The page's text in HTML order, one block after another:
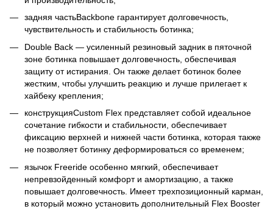
задняя частьBackbone гарантирует долговечность,
чувствительность и стабильность ботинка;
Double Back — усиленный резиновый задник в пяточной
зоне ботинка повышает долговечность, обеспечивая
защиту от истирания. Он также делает ботинок более
жестким, чтобы улучшить реакцию и лучше прилегает к
хайбеку крепления;
конструкцияCustom Flex представляет собой идеальное
сочетание гибкости и стабильности, обеспечивает
фиксацию верхней и нижней части ботинка, которая также
не позволяет ботинку деформироваться со временем;
язычок Freeride особенно мягкий, обеспечивает
непревзойденный комфорт и амортизацию, а также
повышает долговечность. Имеет трехпозиционный карман,
в который можно установить дополнительный Flex Booster